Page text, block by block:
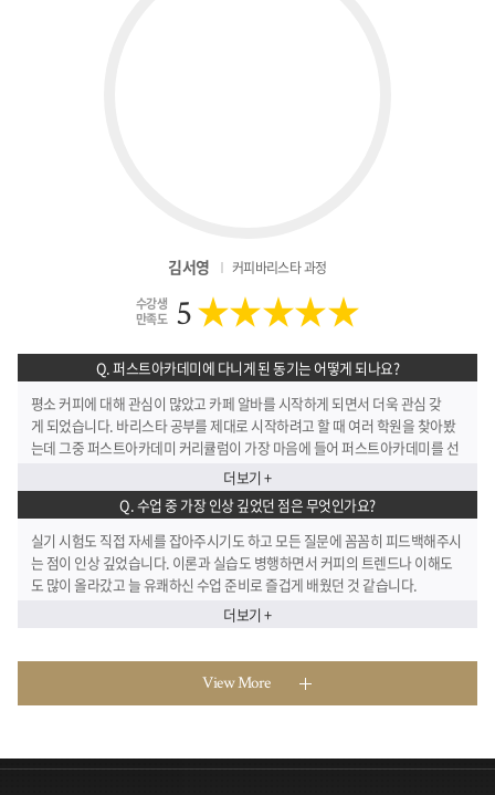
김서영 커피바리스타 과정
수강생
만족도 5★★★★★
Q. 퍼스트아카데미에 다니게 된 동기는 어떻게 되나요?
평소 커피에 대해 관심이 많았고 카페 알바를 시작하게 되면서 더욱 관심 갖
게 되었습니다. 바리스타 공부를 제대로 시작하려고 할 때 여러 학원을 찾아봤
는데 그중 퍼스트아카데미 커리큘럼이 가장 마음에 들어 퍼스트아카데미를 선
더보기 +
Q. 수업 중 가장 인상 깊었던 점은 무엇인가요?
실기 시험도 직접 자세를 잡아주시기도 하고 모든 질문에 꼼꼼히 피드백해주시
는 점이 인상 깊었습니다. 이론과 실습도 병행하면서 커피의 트렌드나 이해도
도 많이 올라갔고 늘 유쾌하신 수업 준비로 즐겁게 배웠던 것 같습니다.
더보기 +
View More